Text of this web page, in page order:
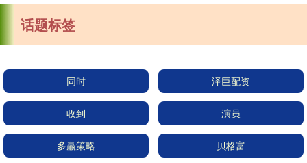
话题标签
同时 泽巨配资
收到 演员
多赢策略 贝格富